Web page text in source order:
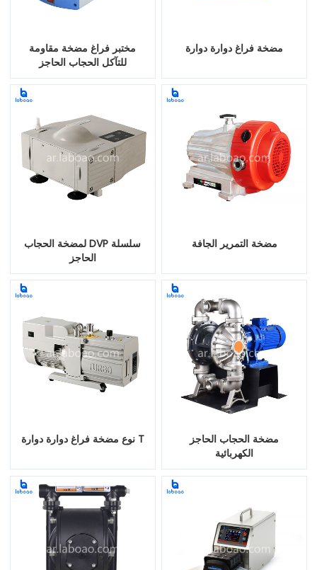
مختبر فراغ مضخة مقاومة
للتآكل الحجاب الحاجز
مضخة فراغ دوارة دوارة
سلسلة DVP لمضخة الحجاب
الحاجز
مضخة التمرير الجافة
T نوع مضخة فراغ دوارة دوارة
مضخة الحجاب الحاجز
الكهربائية